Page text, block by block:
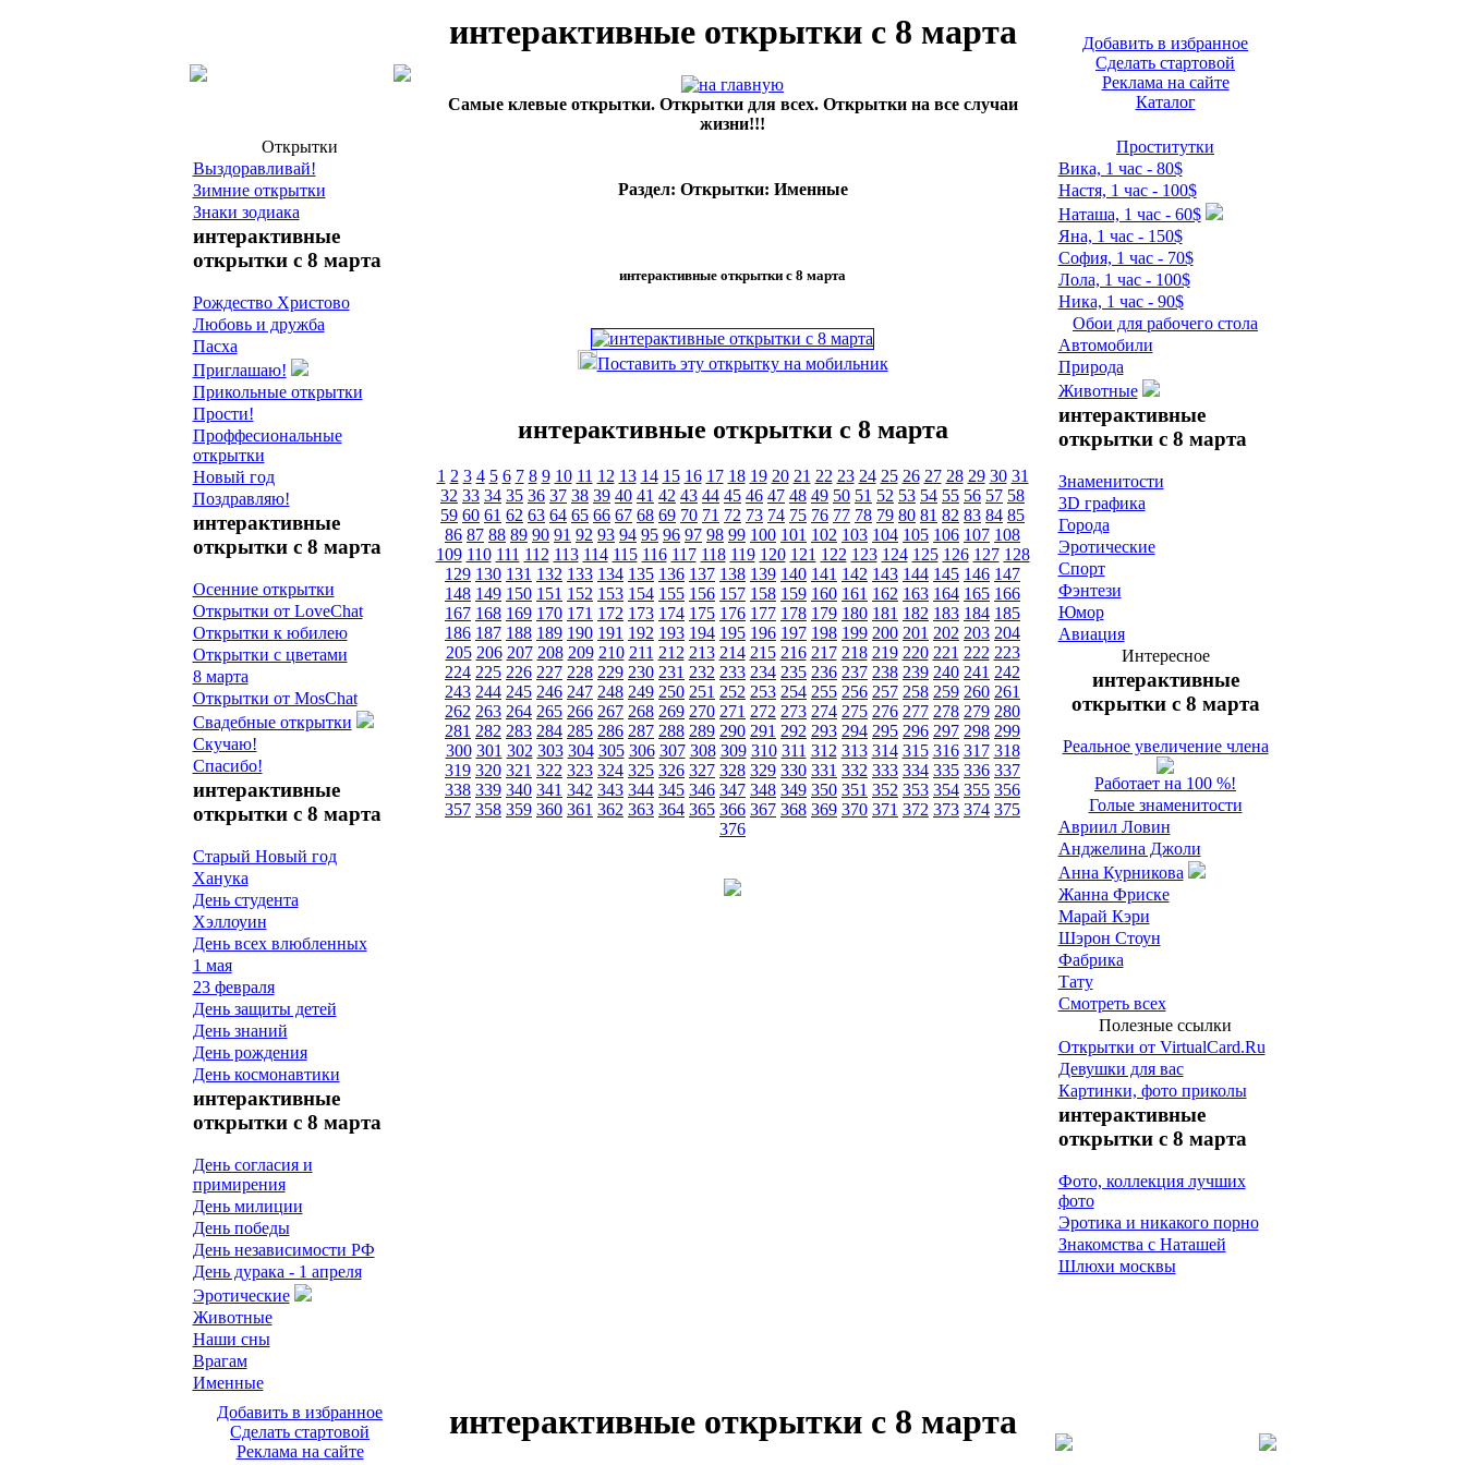
интерактивные открытки с 8 марта
Самые клевые открытки. Открытки для всех. Открытки на все случаи
жизни!!!
Добавить в избранное
Сделать стартовой
Реклама на сайте
Каталог
Открытки
Выздоравливай!
Зимние открытки
Знаки зодиака
интерактивные
открытки с 8 марта
Рождество Христово
Любовь и дружба
Пасха
Приглашаю!
Прикольные открытки
Прости!
Проффесиональные
открытки
Новый год
Поздравляю!
интерактивные
открытки с 8 марта
Осенние открытки
Открытки от LoveChat
Открытки к юбилею
Открытки с цветами
8 марта
Открытки от MosChat
Свадебные открытки
Скучаю!
Спасибо!
интерактивные
открытки с 8 марта
Старый Новый год
Ханука
День студента
Хэллоуин
День всех влюбленных
1 мая
23 февраля
День защиты детей
День знаний
День рождения
День космонавтики
интерактивные
открытки с 8 марта
День согласия и
примирения
День милиции
День победы
День независимости РФ
День дурака - 1 апреля
Эротические
Животные
Наши сны
Врагам
Именные
Раздел: Открытки: Именные
интерактивные открытки с 8 марта
Поставить эту открытку на мобильник
интерактивные открытки с 8 марта
1 2 3 4 5 6 7 8 9 10 11 12 13 14 15 16 17 18 19 20 21 22 23 24 25 26 27 28 29 30 31
32 33 34 35 36 37 38 39 40 41 42 43 44 45 46 47 48 49 50 51 52 53 54 55 56 57 58
59 60 61 62 63 64 65 66 67 68 69 70 71 72 73 74 75 76 77 78 79 80 81 82 83 84 85
86 87 88 89 90 91 92 93 94 95 96 97 98 99 100 101 102 103 104 105 106 107 108
109 110 111 112 113 114 115 116 117 118 119 120 121 122 123 124 125 126 127 128
129 130 131 132 133 134 135 136 137 138 139 140 141 142 143 144 145 146 147
148 149 150 151 152 153 154 155 156 157 158 159 160 161 162 163 164 165 166
167 168 169 170 171 172 173 174 175 176 177 178 179 180 181 182 183 184 185
186 187 188 189 190 191 192 193 194 195 196 197 198 199 200 201 202 203 204
205 206 207 208 209 210 211 212 213 214 215 216 217 218 219 220 221 222 223
224 225 226 227 228 229 230 231 232 233 234 235 236 237 238 239 240 241 242
243 244 245 246 247 248 249 250 251 252 253 254 255 256 257 258 259 260 261
262 263 264 265 266 267 268 269 270 271 272 273 274 275 276 277 278 279 280
281 282 283 284 285 286 287 288 289 290 291 292 293 294 295 296 297 298 299
300 301 302 303 304 305 306 307 308 309 310 311 312 313 314 315 316 317 318
319 320 321 322 323 324 325 326 327 328 329 330 331 332 333 334 335 336 337
338 339 340 341 342 343 344 345 346 347 348 349 350 351 352 353 354 355 356
357 358 359 360 361 362 363 364 365 366 367 368 369 370 371 372 373 374 375
376
Проститутки
Вика, 1 час - 80$
Настя, 1 час - 100$
Наташа, 1 час - 60$
Яна, 1 час - 150$
София, 1 час - 70$
Лола, 1 час - 100$
Ника, 1 час - 90$
Обои для рабочего стола
Автомобили
Природа
Животные
интерактивные
открытки с 8 марта
Знаменитости
3D графика
Города
Эротические
Спорт
Фэнтези
Юмор
Авиация
Интересное
интерактивные
открытки с 8 марта
Реальное увеличение члена
Работает на 100 %!
Голые знаменитости
Авриил Ловин
Анджелина Джоли
Анна Курникова
Жанна Фриске
Марай Кэри
Шэрон Стоун
Фабрика
Тату
Смотреть всех
Полезные ссылки
Открытки от VirtualCard.Ru
Девушки для вас
Картинки, фото приколы
интерактивные
открытки с 8 марта
Фото, коллекция лучших
фото
Эротика и никакого порно
Знакомства с Наташей
Шлюхи москвы
Добавить в избранное
Сделать стартовой
Реклама на сайте
интерактивные открытки с 8 марта